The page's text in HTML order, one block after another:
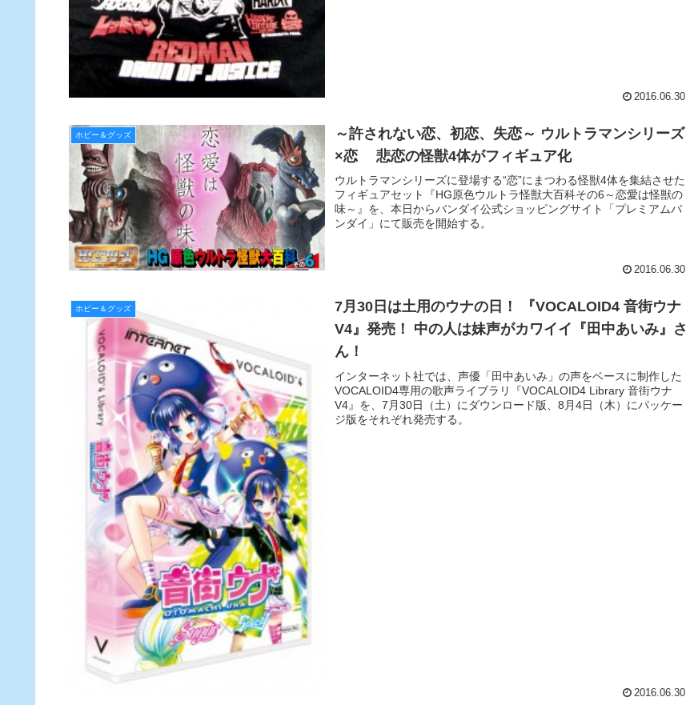
2016.06.30
ホビー＆グッズ
～許されない恋、初恋、失恋～ ウルトラマンシリーズ
×恋 悲恋の怪獣4体がフィギュア化
ウルトラマンシリーズに登場する“恋”にまつわる怪獣4体を集結させた
フィギュアセット『HG原色ウルトラ怪獣大百科その6～恋愛は怪獣の
味～』を、本日からバンダイ公式ショッピングサイト「プレミアムバ
ンダイ」にて販売を開始する。
2016.06.30
ホビー＆グッズ
7月30日は土用のウナの日！ 『VOCALOID4 音街ウナ
V4』発売！ 中の人は妹声がカワイイ『⽥中あいみ』さ
ん！
インターネット社では、声優「田中あいみ」の声をベースに制作した
VOCALOID4専用の歌声ライブラリ『VOCALOID4 Library 音街ウナ
V4』を、7月30日（土）にダウンロード版、8月4日（木）にパッケー
ジ版をそれぞれ発売する。
2016.06.30